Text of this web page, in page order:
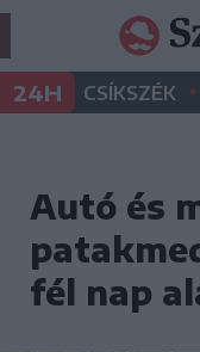
24H CSÍKSZÉK •
Autó és
fél nap